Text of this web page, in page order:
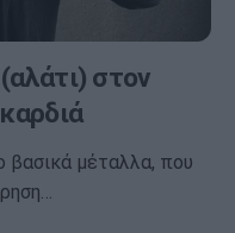
στον
βασικά μέταλλα, που